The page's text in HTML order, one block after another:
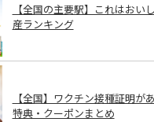
【全国の主要駅】これはおい
産ランキング
【全国】ワクチン接種証明が
特典・クーポンまとめ